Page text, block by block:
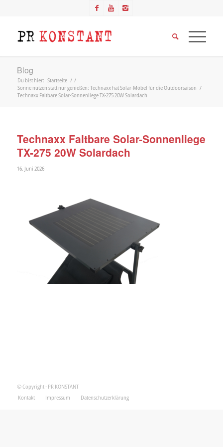
Blog
Du bist hier: Startseite / /
Sonne nutzen statt nur genießen: Technaxx hat Solar-Möbel für die Outdoorsaison /
Technaxx Faltbare Solar-Sonnenliege TX-275 20W Solardach
Technaxx Faltbare Solar-Sonnenliege
TX-275 20W Solardach
16. Juni 2026
© Copyright - PR KONSTANT
Kontakt
Impressum Datenschutzerklärung